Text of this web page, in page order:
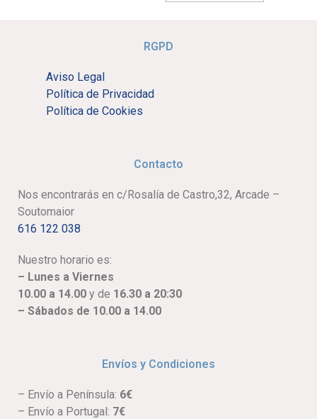
RGPD
Aviso Legal
Política de Privacidad
Política de Cookies
Contacto
Nos encontrarás en c/Rosalía de Castro,32, Arcade –
Soutomaior
616 122 038
Nuestro horario es:
– Lunes a Viernes
10.00 a 14.00 y de 16.30 a 20:30
– Sábados de 10.00 a 14.00
Envíos y Condiciones
– Envío a Península: 6€
– Envío a Portugal: 7€